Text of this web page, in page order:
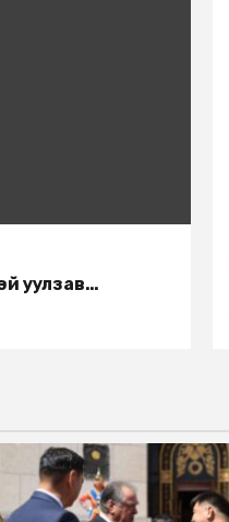
уулзав…